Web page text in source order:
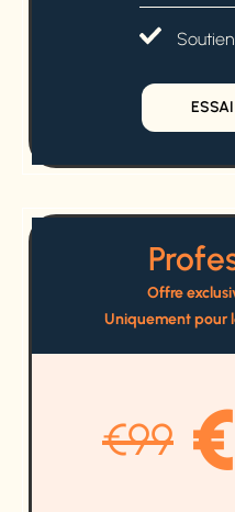
Offre
Uniquement pour
€99 €